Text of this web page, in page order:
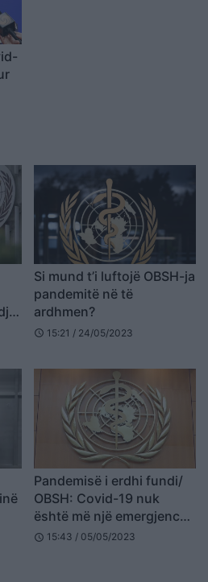
Si mund t’i luftojë OBSH-ja
pandemitë në të
ardhmen?
schedule 15:21 / 24/05/2023
Pandemisë i erdhi fundi/
OBSH: Covid-19 nuk
është më një emergjencë
globale
schedule 15:43 / 05/05/2023